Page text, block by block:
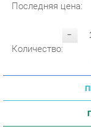
-
СПЕЦИАЛЬНЫЕ